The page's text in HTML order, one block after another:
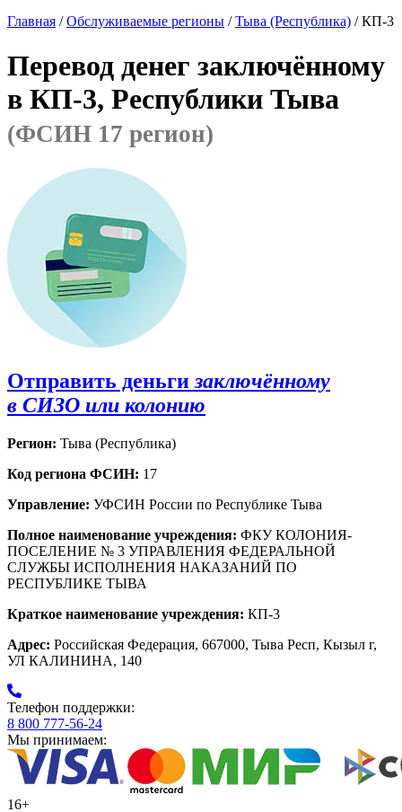
Главная /Обслуживаемые регионы /Тыва (Республика) / КП-3
Перевод денег заключённому
в КП-3, Республики Тыва
(ФСИН 17 регион)
Отправить деньги заключённому
в СИЗО или колонию
Регион: Тыва (Республика)
Код региона ФСИН: 17
Управление: УФСИН России по Республике Тыва
Полное наименование учреждения: ФКУ КОЛОНИЯ-
ПОСЕЛЕНИЕ № 3 УПРАВЛЕНИЯ ФЕДЕРАЛЬНОЙ
СЛУЖБЫ ИСПОЛНЕНИЯ НАКАЗАНИЙ ПО
РЕСПУБЛИКЕ ТЫВА
Краткое наименование учреждения: КП-3
Адрес: Российская Федерация, 667000, Тыва Респ, Кызыл г,
УЛ КАЛИНИНА, 140
Телефон поддержки:
8 800 777-56-24
Мы принимаем:
16+